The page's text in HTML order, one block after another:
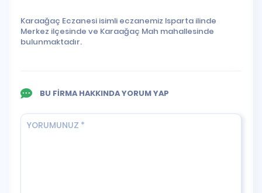
Karaağaç Eczanesi isimli eczanemiz Isparta ilinde
Merkez ilçesinde ve Karaağaç Mah mahallesinde
bulunmaktadır.
BU FİRMA HAKKINDA YORUM YAP